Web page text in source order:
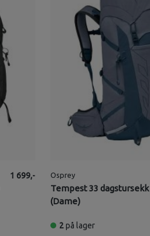
1 699,- Osprey
Tempest 33 dagstursekk
(Dame)
2 på lager